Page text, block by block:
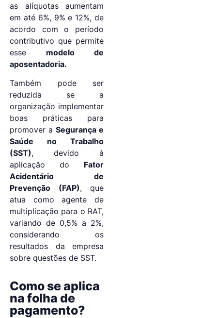
as alíquotas aumentam
em até 6%, 9% e 12%, de
acordo com o período
contributivo que permite
esse modelo de
aposentadoria.
Também pode ser
reduzida se a
organização implementar
boas práticas para
promover a Segurança e
Saúde no Trabalho
(SST), devido à
aplicação do Fator
Acidentário de
Prevenção (FAP), que
atua como agente de
multiplicação para o RAT,
variando de 0,5% a 2%,
considerando os
resultados da empresa
sobre questões de SST.
Como se aplica
na folha de
pagamento?